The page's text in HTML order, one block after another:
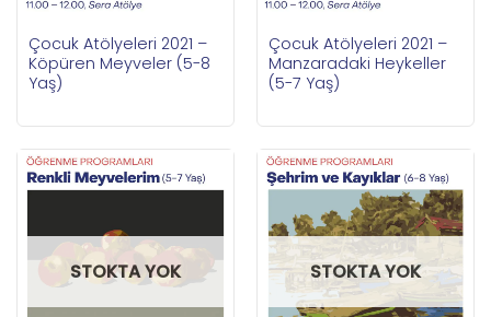
Çocuk Atölyeleri 2021 –
Köpüren Meyveler (5-8
Yaş)
Çocuk Atölyeleri 2021 –
Manzaradaki Heykeller
(5-7 Yaş)
STOKTA YOK STOKTA YOK